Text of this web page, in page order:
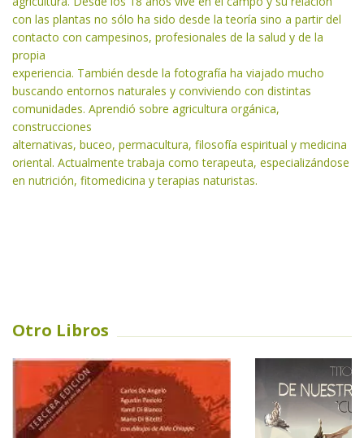
con las plantas no sólo ha sido desde la teoría sino a partir del
contacto con campesinos, profesionales de la salud y de la
propia
experiencia. También desde la fotografía ha viajado mucho
buscando entornos naturales y conviviendo con distintas
comunidades. Aprendió sobre agricultura orgánica,
construcciones
alternativas, buceo, permacultura, filosofía espiritual y medicina
oriental. Actualmente trabaja como terapeuta, especializándose
en nutrición, fitomedicina y terapias naturistas.
Otro Libros